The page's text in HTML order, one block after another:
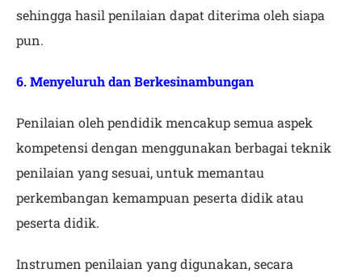
sehingga hasil penilaian dapat diterima oleh siapa
pun.
6. Menyeluruh dan Berkesinambungan
Penilaian oleh pendidik mencakup semua aspek
kompetensi dengan menggunakan berbagai teknik
penilaian yang sesuai, untuk memantau
perkembangan kemampuan peserta didik atau
peserta didik.
Instrumen penilaian yang digunakan, secara